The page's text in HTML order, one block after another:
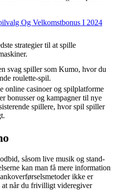
Og Velkomstbonus I 2024
strategier til at spille
svag spiller som Kumo, hvor du
roulette-spil.
online casinoer og spilplatforme
bonusser og kampagner til nye
spillere, hvor spil spiller
såsom live musik og stand-
kan man få mere information
ikke er
at når du frivilligt videregiver